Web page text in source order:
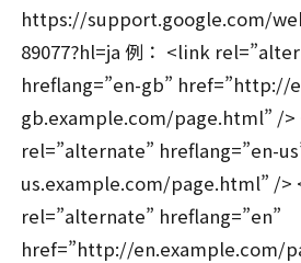
https://support.google.com/
89077?hl=ja 例： <link
hreflang=”en-gb” href=”http://
gb.example.com/page.html” />
rel=”alternate” hreflang=”en-
us.example.com/page.html” />
rel=”alternate” hreflang=”en”
href=”http://en.example.com/